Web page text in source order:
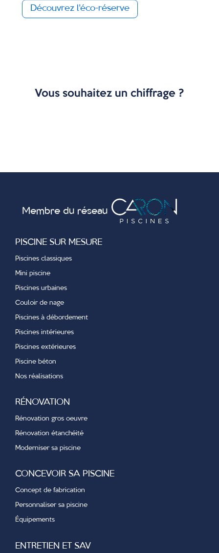
Découvrez l'éco-réserve
Vous souhaitez un chiffrage ?
Membre du réseau
PISCINE SUR MESURE
Piscines classiques
Mini piscine
Piscines urbaines
Couloir de nage
Piscines à débordement
Piscines intérieures
Piscines extérieures
Piscine béton
Nos réalisations
RÉNOVATION
Rénovation gros oeuvre
Rénovation étanchéité
Moderniser sa piscine
CONCEVOIR SA PISCINE
Concept de fabrication
Personnaliser sa piscine
Équipements
ENTRETIEN ET SAV